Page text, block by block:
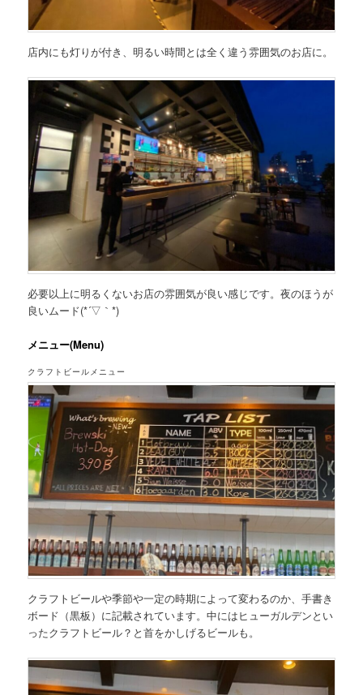
店内にも灯りが付き、明るい時間とは全く違う雰囲気のお店に。
必要以上に明るくないお店の雰囲気が良い感じです。夜のほうが
良いムード(*´▽｀*)
メニュー(Menu)
クラフトビールメニュー
クラフトビールや季節や一定の時期によって変わるのか、手書き
ボード（黒板）に記載されています。中にはヒューガルデンとい
ったクラフトビール？と首をかしげるビールも。